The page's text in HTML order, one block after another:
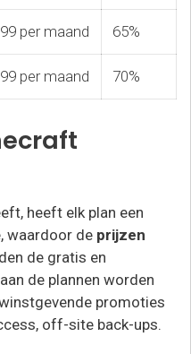
per maand 65%
per maand 70%
heeft elk plan een
waardoor de prijzen
de gratis en
de plannen worden
promoties
off-site back-ups.